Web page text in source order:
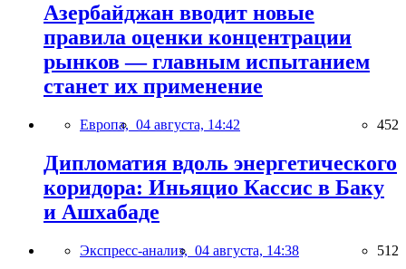
Азербайджан вводит новые
правила оценки концентрации
рынков — главным испытанием
станет их применение
Европа, 04 августа, 14:42 452
Дипломатия вдоль энергетического
коридора: Иньяцио Кассис в Баку
и Ашхабаде
Экспресс-анализ, 04 августа, 14:38 512